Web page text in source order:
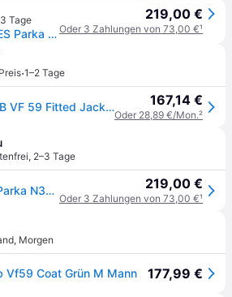
Tage
ALPHA INDUSTRIES Parka N3B VF 59
219,00 €
Oder 3 Zahlungen von 73,00 €¹
·1–2 Tage
Alpha Industries - N3B VF 59 Fitted Jacke - Sage Green 167,14 €
Oder 28,89 €/Mon.²
, 2–3 Tage
ALPHA INDUSTRIES Parka N3B VF 59 219,00 €
Oder 3 Zahlungen von 73,00 €¹
, Morgen
Vf59 Coat Grün M Mann 177,99 €